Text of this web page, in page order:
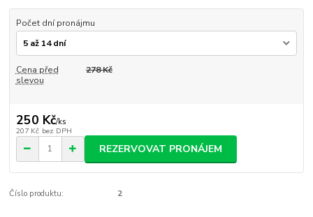
Počet dní pronájmu
Cena před
slevou
278 Kč
250 Kč/ks
207 Kč bez DPH
REZERVOVAT PRONÁJEM
Číslo produktu: 2